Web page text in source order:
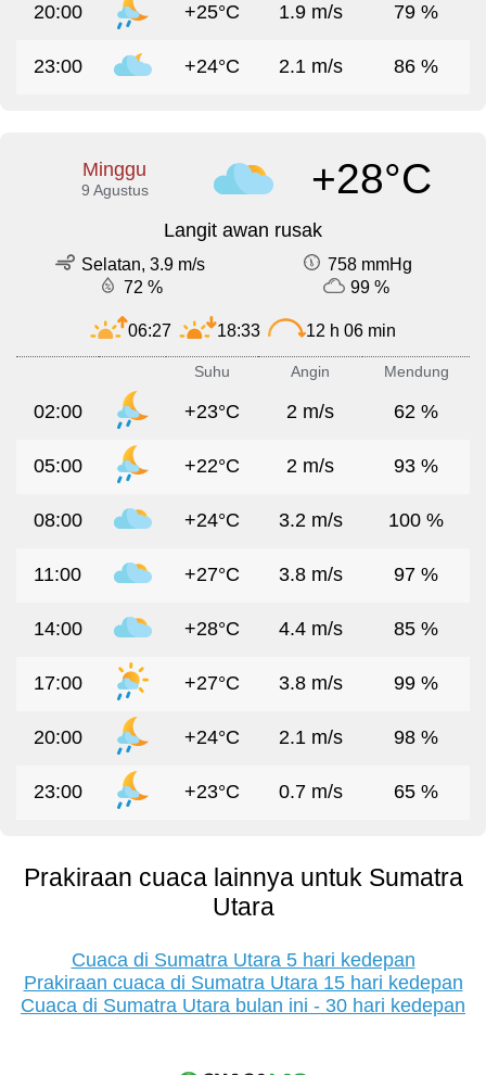
20:00 +25°C 1.9 m/s 79 %
23:00 +24°C 2.1 m/s 86 %
Minggu
9 Agustus +28°C
Langit awan rusak
Selatan, 3.9 m/s
758 mmHg
72 %
99 %
06:27 18:33 12 h 06 min
Suhu Angin Mendung
02:00 +23°C 2 m/s 62 %
05:00 +22°C 2 m/s 93 %
08:00 +24°C 3.2 m/s 100 %
11:00 +27°C 3.8 m/s 97 %
14:00 +28°C 4.4 m/s 85 %
17:00 +27°C 3.8 m/s 99 %
20:00 +24°C 2.1 m/s 98 %
23:00 +23°C 0.7 m/s 65 %
Prakiraan cuaca lainnya untuk Sumatra
Utara
Cuaca di Sumatra Utara 5 hari kedepan
Prakiraan cuaca di Sumatra Utara 15 hari kedepan
Cuaca di Sumatra Utara bulan ini - 30 hari kedepan